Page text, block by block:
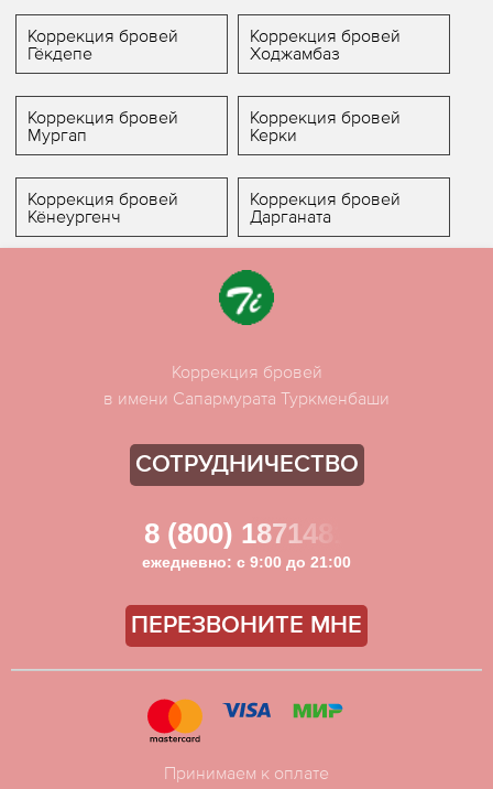
Коррекция бровей
Гёкдепе
Коррекция бровей
Ходжамбаз
Коррекция бровей
Мургап
Коррекция бровей
Керки
Коррекция бровей
Кёнеургенч
Коррекция бровей
Дарганата
Коррекция бровей
в имени Сапармурата Туркменбаши
СОТРУДНИЧЕСТВО
8 (800) 1871481
ежедневно: с 9:00 до 21:00
ПЕРЕЗВОНИТЕ МНЕ
Принимаем к оплате